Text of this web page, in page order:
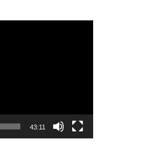
43:11